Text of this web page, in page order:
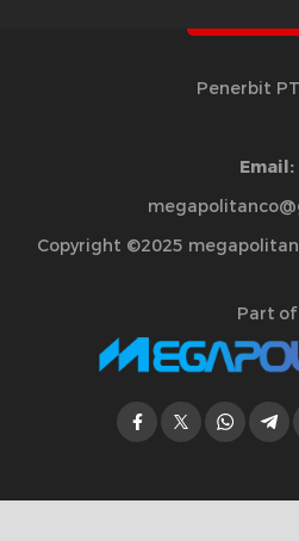
Penerbit
Email:
Copyright ©2025
Part of